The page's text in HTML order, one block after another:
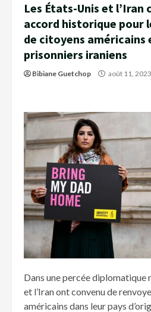
Les États-Unis et l’Iran
accord historique pour
de citoyens américains
prisonniers iraniens
Bibiane Guetchop août 11, 2023
Dans une percée diplomatique
et l’Iran ont convenu de
américains dans leur pays